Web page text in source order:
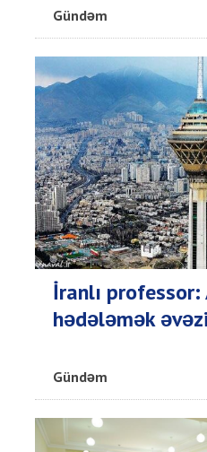
Gündəm
İranlı professor:
hədələmək
Gündəm